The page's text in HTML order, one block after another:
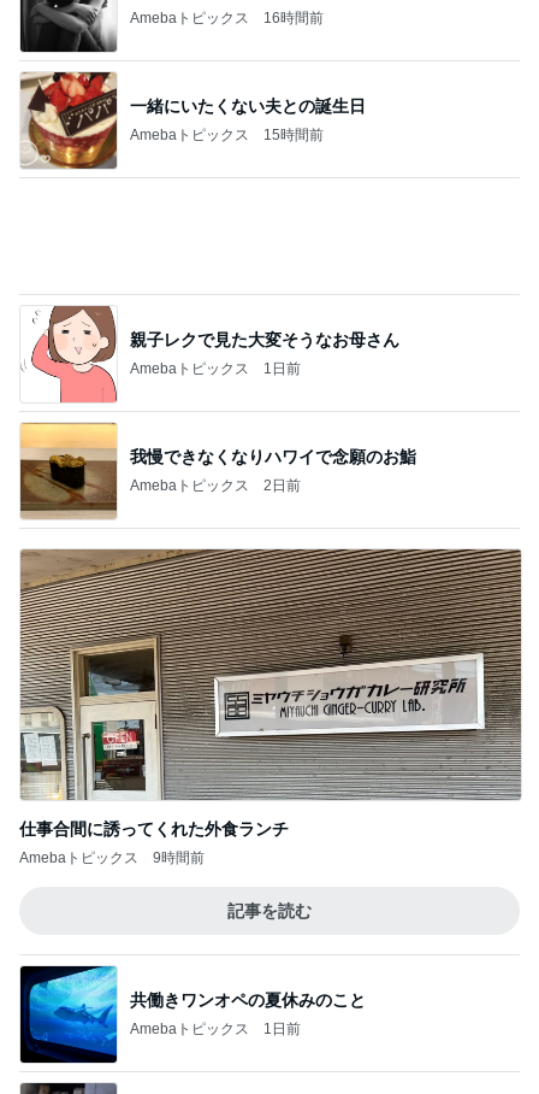
Amebaトピックス 15時間前
我慢できなくなりハワイで念願のお鮨
Amebaトピックス 2日前
仕事合間に誘ってくれた外食ランチ
Amebaトピックス 9時間前
記事を読む
Amebaトピックス 1日前
涼しい店内でいつも後悔すること
Amebaトピックス 1日前